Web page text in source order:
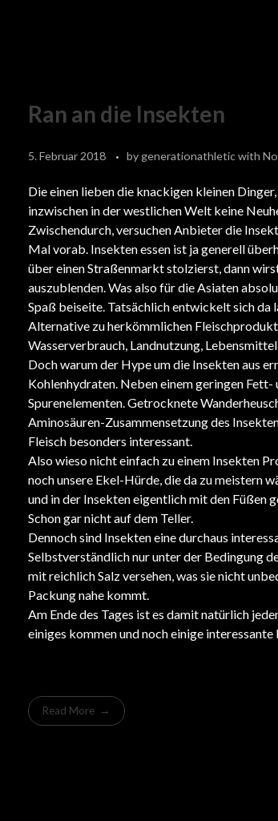
Ran an die Insekten
5. Februar 2018 by generationathleticwith
Die einen lieben die knackigen kleinen
inzwischen in der westlichen Welt keine
Zwischendurch, versuchen Anbieter die
Mal vorab. Insekten essen ist ja generell
über einen Straßenmarkt stolzierst, dann
auszublenden. Was also für die Asiaten
Spaß beiseite. Tatsächlich entwickelt sich da
Alternative zu herkömmlichen
Wasserverbrauch, Landnutzung,
Doch warum der Hype um die Insekten aus
Kohlenhydraten. Neben einem geringen
Spurenelementen. Getrocknete
Aminosäuren-Zusammensetzung des
Fleisch besonders interessant.
Also wieso nicht einfach zu einem Insekten
noch unsere Ekel-Hürde, die da zu meistern
und in der Insekten eigentlich mit den Füßen
Schon gar nicht auf dem Teller.
Dennoch sind Insekten eine durchaus
Selbstverständlich nur unter der Bedingung
mit reichlich Salz versehen, was sie nicht
Packung nahe kommt.
Am Ende des Tages ist es damit natürlich
einiges kommen und noch einige
Read More